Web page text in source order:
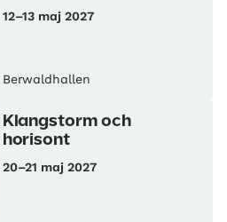
12–13 maj 2027
Berwaldhallen
Klangstorm och
horisont
20–21 maj 2027